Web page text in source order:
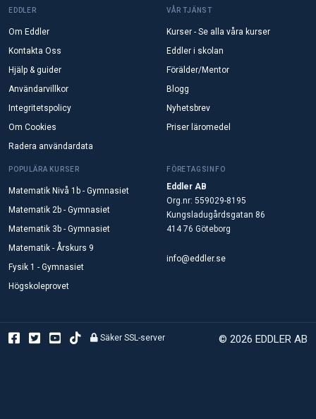
EDDLER
Om Eddler
Kontakta Oss
Hjälp & guider
Användarvillkor
Integritetspolicy
Om Cookies
Radera användardata
VÅR TJÄNST
Kurser - Se alla våra kurser
Eddler i skolan
Förälder/Mentor
Blogg
Nyhetsbrev
Priser läromedel
POPULÄRA KURSER
Matematik Nivå 1b - Gymnasiet
Matematik 2b - Gymnasiet
Matematik 3b - Gymnasiet
Matematik - Årskurs 9
Fysik 1 - Gymnasiet
Högskoleprovet
FÖRETAGSINFO
Eddler AB
Org.nr: 559029-8195
Kungsladugårdsgatan 86
414 76 Göteborg
info@eddler.se
© 2026 EDDLER AB
Säker SSL-server